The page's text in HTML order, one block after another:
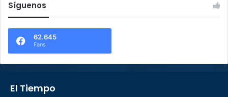
Síguenos
62.645
Fans
El Tiempo